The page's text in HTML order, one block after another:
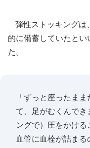
弾性ストッキングは
的に備蓄していたと
た。
「ずっと座ったま
て、足がむくんで
ングで）圧をかける
血管に血栓が詰まる